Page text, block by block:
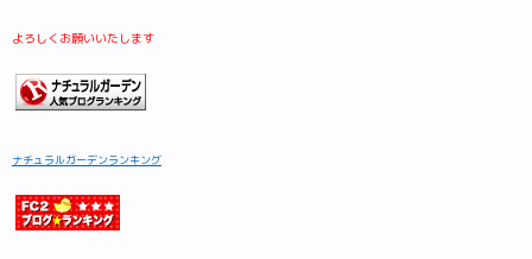
よろしくお願いいたします
ナチュラルガーデンランキング